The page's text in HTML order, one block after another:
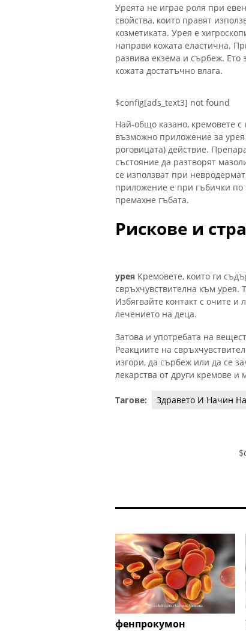
Уреята не играе роля при
свойства, които правят
козметиката. Урея е
направи кожата еластична.
развива екзема и сърбеж. Ето
кожата достатъчно влага.
$config[ads_text3] not found
Най-общо казано, кремовете
възможно приложение за урея
роговицата) действие.
състояние да разтворят
се използват при
приложение е при гъбички по
премахне гъбата.
Рискове и
урея Кремовете, които ги
свръхчувствителна към урея.
Избягвайте контакт с очите
лечението на деца.
Затова и употребата на
Реакциите на
изгори, да сърбеж или да се
лекарства от други кремове и
Тагове: Здравето И Начин
фенпрокумон